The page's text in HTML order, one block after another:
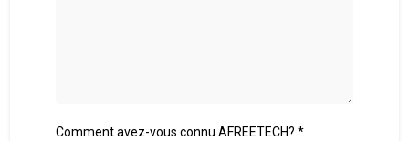
Comment avez-vous connu AFREETECH? *